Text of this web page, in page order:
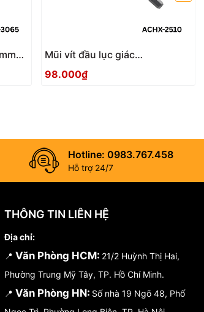
Mũi vít đầu lục giác
2.5x100mm ACHX-2510 Anex
98.000₫
Hotline: 0983.767.458
Hỗ trợ 24/7
THÔNG TIN LIÊN HỆ
Địa chỉ:
📍 Văn Phòng HCM: 21/2 Huỳnh Thị Hai,
Phường Trung Mỹ Tây, TP. Hồ Chí Minh.
📍 Văn Phòng HN: Số nhà 19 Ngõ 48, Phố